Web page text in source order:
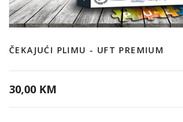
ČEKAJUĆI PLIMU - UFT PREMIUM
30,00 KM